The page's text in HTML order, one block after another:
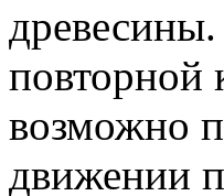
повторной
возможно
движении